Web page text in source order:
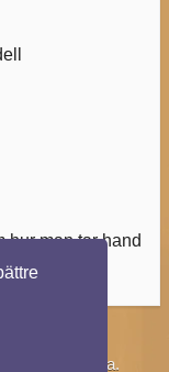
hur man tar hand
förbehållna.